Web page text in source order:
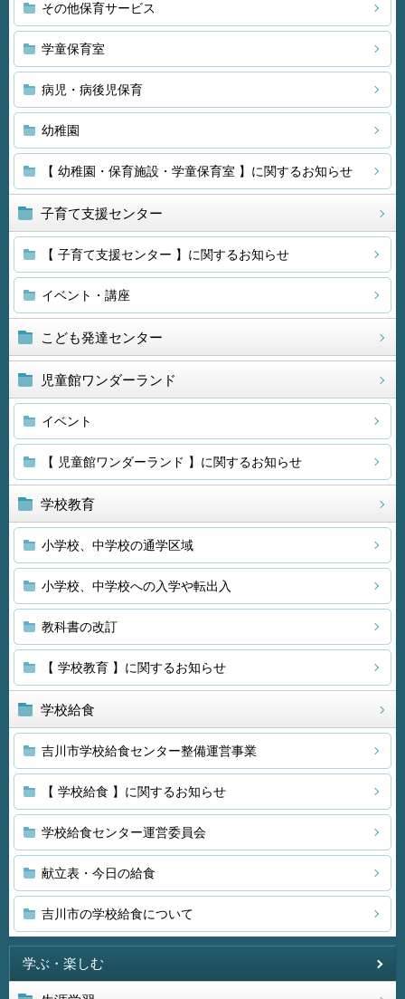
その他保育サービス
学童保育室
病児・病後児保育
幼稚園
【 幼稚園・保育施設・学童保育室 】に関するお知らせ
子育て支援センター
【 子育て支援センター 】に関するお知らせ
イベント・講座
こども発達センター
児童館ワンダーランド
イベント
【 児童館ワンダーランド 】に関するお知らせ
学校教育
小学校、中学校の通学区域
小学校、中学校への入学や転出入
教科書の改訂
【 学校教育 】に関するお知らせ
学校給食
吉川市学校給食センター整備運営事業
【 学校給食 】に関するお知らせ
学校給食センター運営委員会
献立表・今日の給食
吉川市の学校給食について
学ぶ・楽しむ